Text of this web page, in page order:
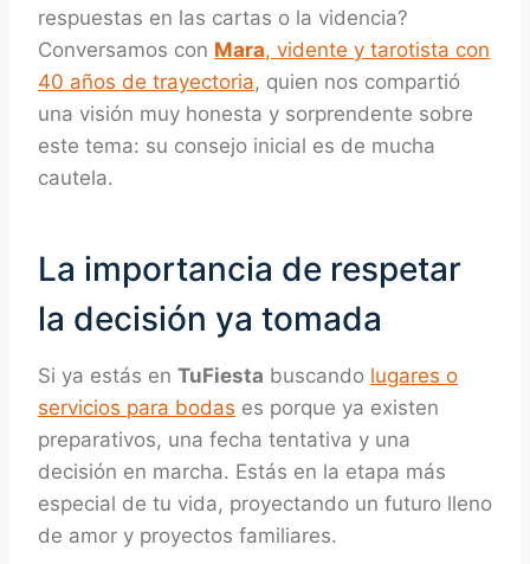
respuestas en las cartas o la videncia?
Conversamos con Mara, vidente y tarotista con
40 años de trayectoria, quien nos compartió
una visión muy honesta y sorprendente sobre
este tema: su consejo inicial es de mucha
cautela.
La importancia de respetar
la decisión ya tomada
Si ya estás en TuFiesta buscando lugares o
servicios para bodas es porque ya existen
preparativos, una fecha tentativa y una
decisión en marcha. Estás en la etapa más
especial de tu vida, proyectando un futuro lleno
de amor y proyectos familiares.